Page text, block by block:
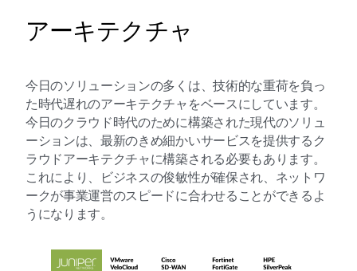
アーキテクチャ
今日のソリューションの多くは、技術的な重荷を負っ
た時代遅れのアーキテクチャをベースにしています。
今日のクラウド時代のために構築された現代のソリュ
ーションは、最新のきめ細かいサービスを提供するク
ラウドアーキテクチャに構築される必要もあります。
これにより、ビジネスの俊敏性が確保され、ネットワ
ークが事業運営のスピードに合わせることができるよ
うになります。